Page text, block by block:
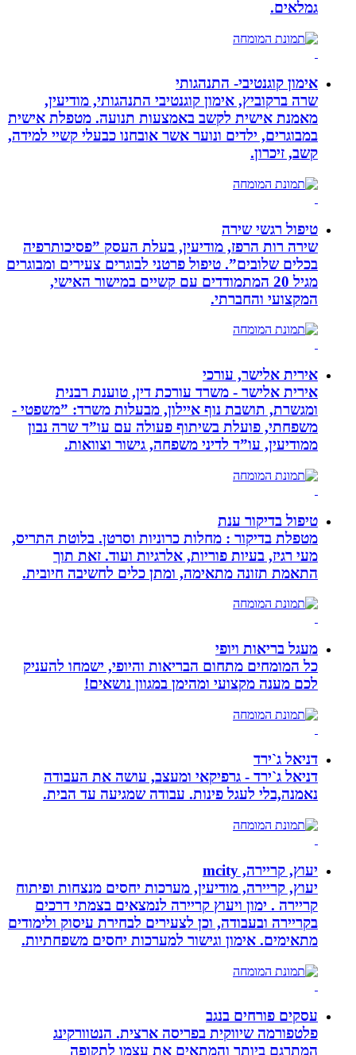
גמלאים.
אימון קוגנטיבי- התנהגותי
שרה ברקוביץ, אימון קוגנטיבי התנהגותי, מודיעין,
מאמנת אישית לקשב באמצעות תנועה. מטפלת אישית
במבוגרים, ילדים ונוער אשר אובחנו כבעלי קשיי למידה,
קשב, זיכרון.
טיפול רגשי שירה
שירה רות הרפז, מודיעין, בעלת העסק ”פסיכותרפיה
בכלים שלובים”. טיפול פרטני לבוגרים צעירים ומבוגרים
מגיל 20 המתמודדים עם קשיים במישור האישי,
המקצועי והחברתי.
אירית אלישר, עורכי
אירית אלישר - משרד עורכת דין, טוענת רבנית
ומגשרת, תושבת נוף איילון, מבעלות משרד: ”משפטי -
משפחתי, פועלת בשיתוף פעולה עם עו”ד שרה נבון
ממודיעין, עו”ד לדיני משפחה, גישור וצוואות.
טיפול בדיקור ענת
מטפלת בדיקור : מחלות כרוניות וסרטן. בלוטת התריס,
מעי רגיז, בעיות פוריות, אלרגיות ועוד. זאת תוך
התאמת תזונה מתאימה, ומתן כלים לחשיבה חיובית.
מעגל בריאות ויופי
כל המומחים מתחום הבריאות והיופי, ישמחו להעניק
לכם מענה מקצועי ומהימן במגוון נושאים!
דניאל ג`ירד
דניאל ג`ירד - גרפיקאי ומעצב, עושה את העבודה
נאמנה,בלי לעגל פינות. עבודה שמגיעה עד הבית.
יעוץ, קריירה, mcity
יעוץ, קריירה, מודיעין, מערכות יחסים מנצחות ופיתוח
קריירה . ימון ויעוץ קריירה לנמצאים בצמתי דרכים
בקריירה ובעבודה, וכן לצעירים לבחירת עיסוק ולימודים
מתאימים. אימון וגישור למערכות יחסים משפחתיות.
עסקים פורחים בנגב
פלטפורמה שיווקית בפריסה ארצית. הנטוורקינג
המתרגם ביותר והמתאים את עצמו לתקופה